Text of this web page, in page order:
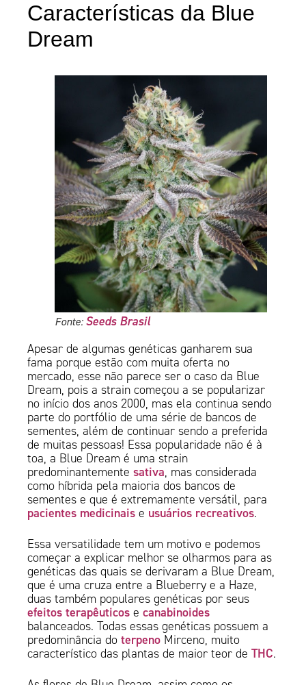
Características da Blue
Dream
Fonte: Seeds Brasil
Apesar de algumas genéticas ganharem sua
fama porque estão com muita oferta no
mercado, esse não parece ser o caso da Blue
Dream, pois a strain começou a se popularizar
no início dos anos 2000, mas ela continua sendo
parte do portfólio de uma série de bancos de
sementes, além de continuar sendo a preferida
de muitas pessoas! Essa popularidade não é à
toa, a Blue Dream é uma strain
predominantementesativa, mas considerada
como híbrida pela maioria dos bancos de
sementes e que é extremamente versátil, para
pacientes medicinaise usuários recreativos.
Essa versatilidade tem um motivo e podemos
começar a explicar melhor se olharmos para as
genéticas das quais se derivaram a Blue Dream,
que é uma cruza entre a Blueberry e a Haze,
duas também populares genéticas por seus
efeitos terapêuticos ecanabinoides
balanceados. Todas essas genéticas possuem a
predominância doterpeno Mirceno, muito
característico das plantas de maior teor deTHC.